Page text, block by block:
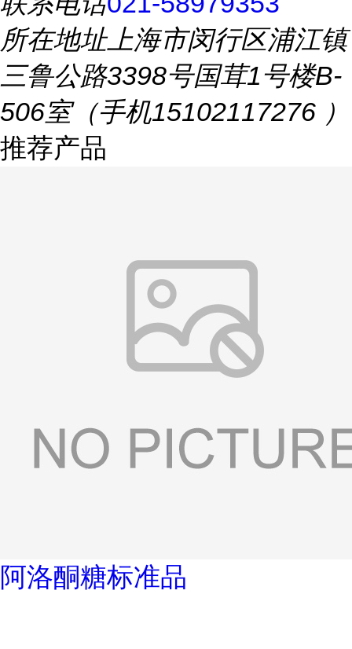
所在地址上海市闵行区浦江镇
三鲁公路3398号国茸1号楼B-
506室（手机15102117276 ）
推荐产品
阿洛酮糖标准品